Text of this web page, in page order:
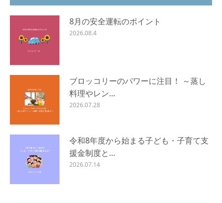
8月の安全運転のポイント
2026.08.4
ブロッコリーのパワーに注目！ ～蒸し
料理やレン…
2026.07.28
令和8年度から始まる子ども・子育て支
援金制度と…
2026.07.14